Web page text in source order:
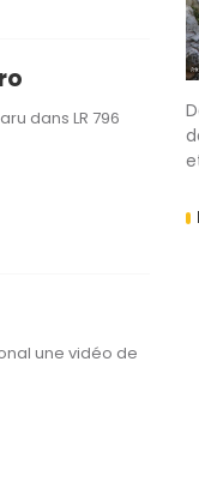
dans LR 796
une vidéo de